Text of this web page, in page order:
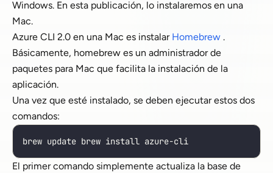
Windows. En esta publicación, lo instalaremos en una
Mac.
Azure CLI 2.0 en una Mac es instalar Homebrew .
Básicamente, homebrew es un administrador de
paquetes para Mac que facilita la instalación de la
aplicación.
Una vez que esté instalado, se deben ejecutar estos dos
comandos:
brew update brew install azure-cli
El primer comando simplemente actualiza la base de